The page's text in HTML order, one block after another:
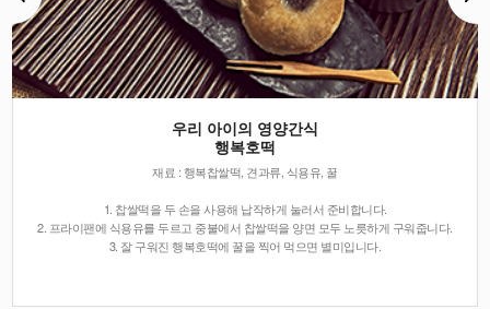
우리 아이의 영양간식
행복호떡
재료 : 행복찹쌀떡, 견과류, 식용유, 꿀
1. 찹쌀떡을 두 손을 사용해 납작하게 눌러서 준비합니다.
2. 프라이팬에 식용유를 두르고 중불에서 찹쌀떡을 양면 모두 노릇하게 구워줍니다.
3. 잘 구워진 행복호떡에 꿀을 찍어 먹으면 별미입니다.